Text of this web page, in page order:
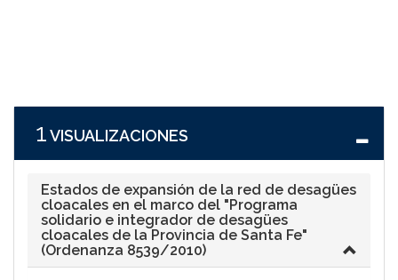
1VISUALIZACIONES
Estados de expansión de la red de desagües
cloacales en el marco del "Programa
solidario e integrador de desagües
cloacales de la Provincia de Santa Fe"
(Ordenanza 8539/2010)